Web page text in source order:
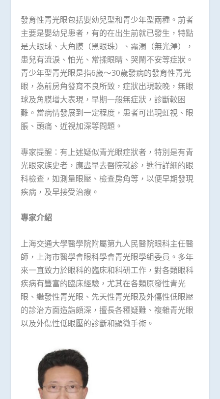
發育性青光眼包括嬰幼兒型和青少年型兩種。前者
主要是嬰幼兒患者，有的在出生前就已發生，特點
是大眼球、大角膜（黑眼珠）、霧濁（無光澤），
患兒有流淚、怕光、常揉眼睛、哭鬧不安等症狀。
青少年型青光眼是指6歲～30歲發病的發育性青光
眼，為前房角發育不良所致，症狀出現較晚，無眼
球及角膜增大表現，早期一般無症狀，診斷較困
難。當病情發展到一定程度，患者可出現虹視、眼
脹、頭痛、近視加深等問題。
專家提醒：有上述疑似青光眼症狀者，特別是有青
光眼家族史者，應盡早去醫院就診，進行詳細的眼
科檢查，如測量眼壓、檢查房角等，以便早期發現
疾病，及早接受治療。
專家介紹
上海交通大學醫學院附屬第九人民醫院眼科主任醫
師，上海市醫學會眼科學會青光眼學組委員。多年
來一直致力於眼科的臨床和科研工作，對各類眼科
疾病有豐富的臨床經驗，尤其在各類原發性青光
眼、繼發性青光眼、先天性青光眼及外傷性低眼壓
的診治方面造詣頗深，擅長各種疑難、複雜青光眼
以及外傷性低眼壓的診斷和顯微手術。